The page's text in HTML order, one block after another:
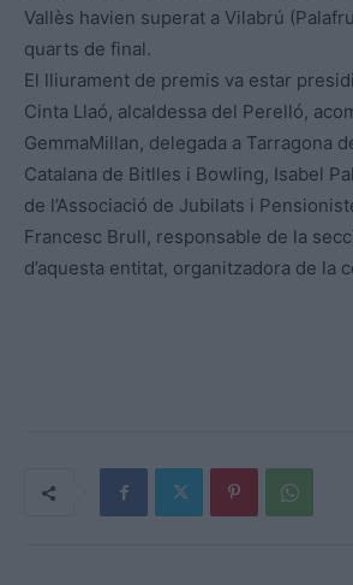
Vallès havien superat a Vilabrú
quarts de final.
El lliurament de premis va estar
Cinta Llaó, alcaldessa del Perelló,
GemmaMillan, delegada a Tarragona
Catalana de Bitlles i Bowling, Isabel
de l’Associació de Jubilats i
Francesc Brull, responsable de la
d’aquesta entitat, organitzadora de la